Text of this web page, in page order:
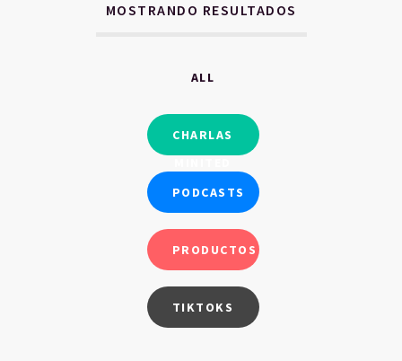
MOSTRANDO RESULTADOS
ALL
CHARLAS
PODCASTS
PRODUCTOS
TIKTOKS